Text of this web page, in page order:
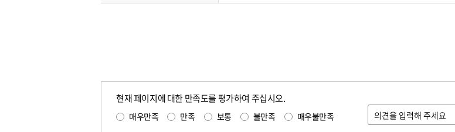
현재 페이지에 대한 만족도를 평가하여 주십시오.
매우만족 만족 보통 불만족 매우불만족